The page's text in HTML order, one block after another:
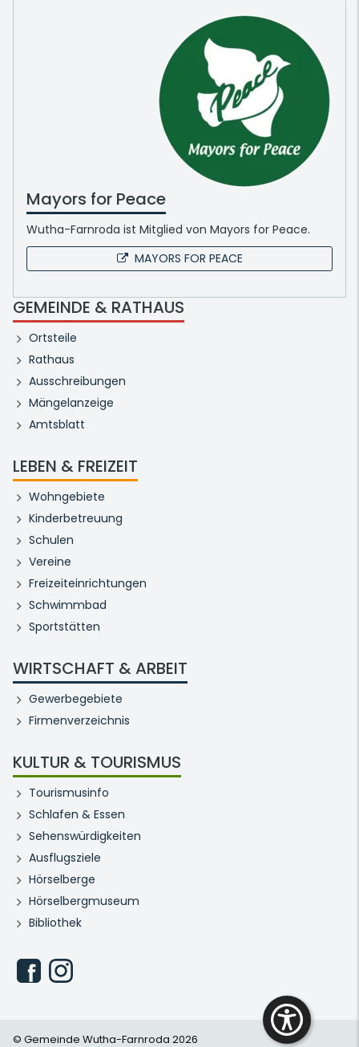
Mayors for Peace
Wutha-Farnroda ist Mitglied von Mayors for Peace.
MAYORS FOR PEACE
GEMEINDE & RATHAUS
Ortsteile
Rathaus
Ausschreibungen
Mängelanzeige
Amtsblatt
LEBEN & FREIZEIT
Wohngebiete
Kinderbetreuung
Schulen
Vereine
Freizeiteinrichtungen
Schwimmbad
Sportstätten
WIRTSCHAFT & ARBEIT
Gewerbegebiete
Firmenverzeichnis
KULTUR & TOURISMUS
Tourismusinfo
Schlafen & Essen
Sehenswürdigkeiten
Ausflugsziele
Hörselberge
Hörselbergmuseum
Bibliothek
© Gemeinde Wutha-Farnroda 2026